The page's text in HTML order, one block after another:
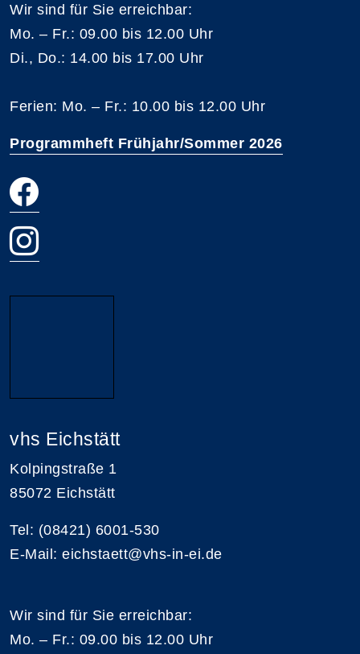
Wir sind für Sie erreichbar:
Mo. – Fr.: 09.00 bis 12.00 Uhr
Di., Do.: 14.00 bis 17.00 Uhr
Ferien: Mo. – Fr.: 10.00 bis 12.00 Uhr
Programmheft Frühjahr/Sommer 2026
vhs Eichstätt
Kolpingstraße 1
85072 Eichstätt
Tel: (08421) 6001-530
E-Mail: eichstaett@vhs-in-ei.de
Wir sind für Sie erreichbar:
Mo. – Fr.: 09.00 bis 12.00 Uhr